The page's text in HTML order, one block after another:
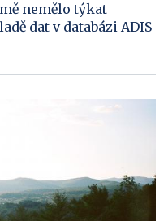
nemělo týkat
dat v databázi ADIS